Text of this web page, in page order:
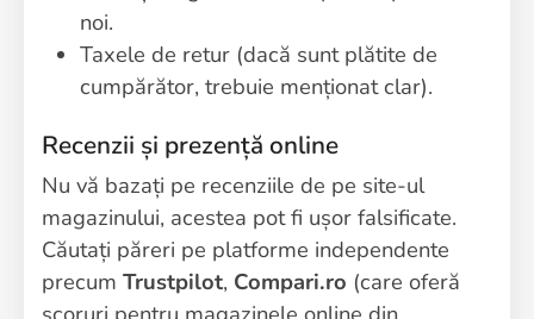
noi.
Taxele de retur (dacă sunt plătite de
cumpărător, trebuie menționat clar).
Recenzii și prezență online
Nu vă bazați pe recenziile de pe site-ul
magazinului, acestea pot fi ușor falsificate.
Căutați păreri pe platforme independente
precum Trustpilot, Compari.ro (care oferă